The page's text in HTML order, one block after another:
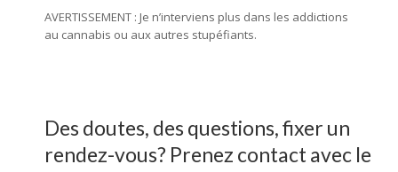
AVERTISSEMENT : Je n’interviens plus dans les addictions
au cannabis ou aux autres stupéfiants.
Des doutes, des questions, fixer un
rendez-vous? Prenez contact avec le